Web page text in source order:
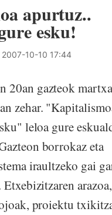
apurtuz..
esku!
2007-10-10 17:44
20an gazteok
zehar.
leloa gure
borrokaz eta
iraultzeko gai
arazoa,
proiektu